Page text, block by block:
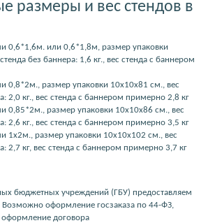
размеры и вес стендов в
0,6*1,6м. или 0,6*1,8м, размер упаковки
без баннера: 1,6 кг., вес стенда с баннером
0,8*2м., размер упаковки 10x10x81 см., вес
2,0 кг., вес стенда с баннером примерно 2,8 кг
0,85*2м., размер упаковки 10x10x86 см., вес
2,6 кг., вес стенда с баннером примерно 3,5 кг
1x2м., размер упаковки 10x10x102 см., вес
2,7 кг, вес стенда с баннером примерно 3,7 кг
бюджетных учреждений (ГБУ) предоставляем
Возможно оформление госзаказа по 44-ФЗ,
оформление договора